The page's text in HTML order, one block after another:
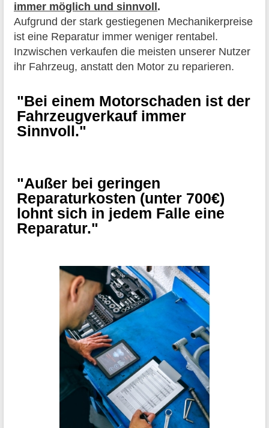
immer möglich und sinnvoll .
Aufgrund der stark gestiegenen Mechanikerpreise
ist eine Reparatur immer weniger rentabel.
Inzwischen verkaufen die meisten unserer Nutzer
ihr Fahrzeug, anstatt den Motor zu reparieren.
"Bei einem Motorschaden ist der
Fahrzeugverkauf immer
Sinnvoll."
"Außer bei geringen
Reparaturkosten (unter 700€)
lohnt sich in jedem Falle eine
Reparatur."